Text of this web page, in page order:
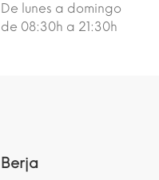
De lunes a domingo
de 08:30h a 21:30h
Berja